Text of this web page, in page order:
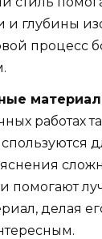
и глубины
процесс
работах
помогают
делая